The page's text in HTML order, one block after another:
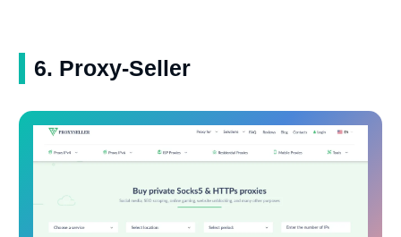
6. Proxy-Seller